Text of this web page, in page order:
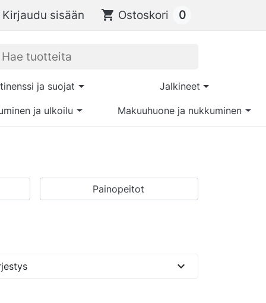
Kirjaudu sisään shopping_cart Ostoskori 0
ja suojat Jalkineet
ja ulkoilu Makuuhuone ja nukkuminen
Painopeitot
expand_more